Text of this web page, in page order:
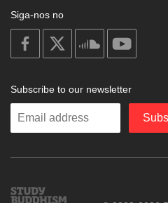
Siga-nos no
on
facebook
soundcloud
Subscribe to our newsletter
Enter
Study